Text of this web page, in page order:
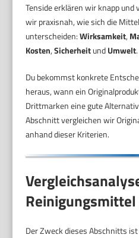
Tenside erklären wir knapp
wir praxisnah, wie sich die
unterscheiden:Wirksamkeit,
Kosten,SicherheitundUmwelt.
Du bekommst konkrete
heraus, wann ein
Drittmarken eine gute
Abschnitt vergleichen wir
anhand dieser Kriterien.
Der Zweck dieses Abschnitts